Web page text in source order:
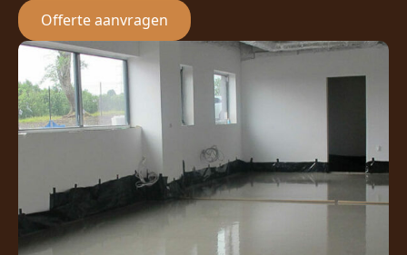
Offerte aanvragen